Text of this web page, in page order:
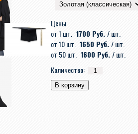
Цены
от 1 шт. 1700 Руб. / шт.
от 10 шт. 1650 Руб. / шт.
от 50 шт. 1600 Руб. / шт.
Количество: